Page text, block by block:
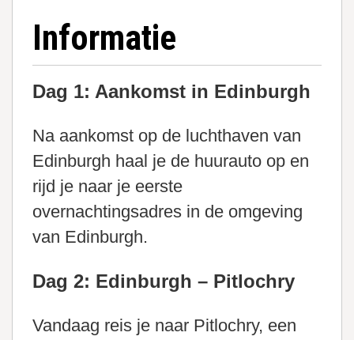
Informatie
Dag 1: Aankomst in Edinburgh
Na aankomst op de luchthaven van
Edinburgh haal je de huurauto op en
rijd je naar je eerste
overnachtingsadres in de omgeving
van Edinburgh.
Dag 2: Edinburgh – Pitlochry
Vandaag reis je naar Pitlochry, een